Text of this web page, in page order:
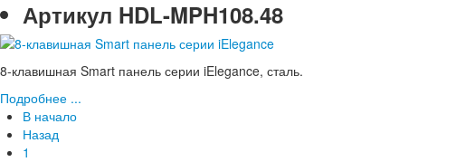
Артикул HDL-MPH108.48
8-клавишная Smart панель серии iElegance, сталь.
Подробнее ...
В начало
Назад
1